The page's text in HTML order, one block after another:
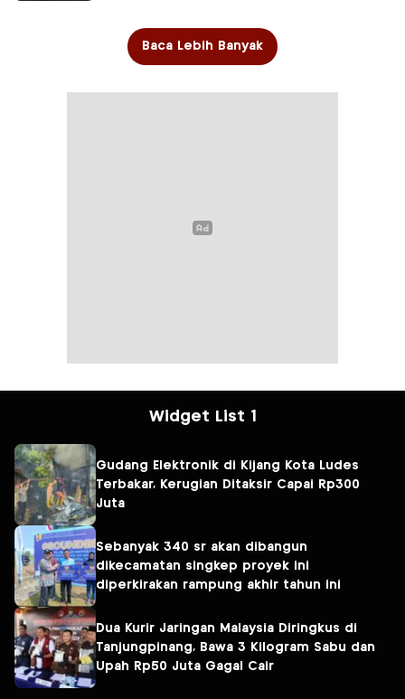
Baca Lebih Banyak
Widget List 1
Gudang Elektronik di Kijang Kota Ludes
Terbakar, Kerugian Ditaksir Capai Rp300
Juta
Sebanyak 340 sr akan dibangun
dikecamatan singkep proyek ini
diperkirakan rampung akhir tahun ini
Dua Kurir Jaringan Malaysia Diringkus di
Tanjungpinang, Bawa 3 Kilogram Sabu dan
Upah Rp50 Juta Gagal Cair